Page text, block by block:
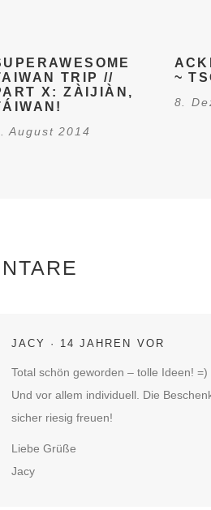
TRIP //
X: ZÀIJIÀN,
August 2014
~
8.
JACY 14 JAHREN VOR
Total schön geworden – tolle Ideen! =)
Und vor allem individuell. Die
sicher riesig freuen!
Liebe Grüße
Jacy